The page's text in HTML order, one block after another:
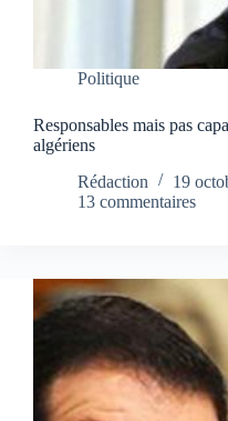
Politique
Responsables mais pas
algériens
Rédaction
19
13 commentaires